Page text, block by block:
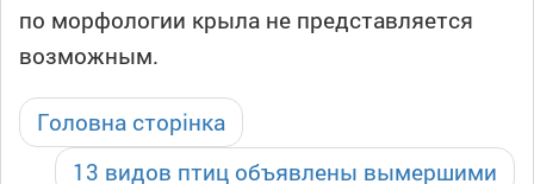
по морфологии крыла не представляется
возможным.
Головна сторінка
13 видов птиц объявлены вымершими